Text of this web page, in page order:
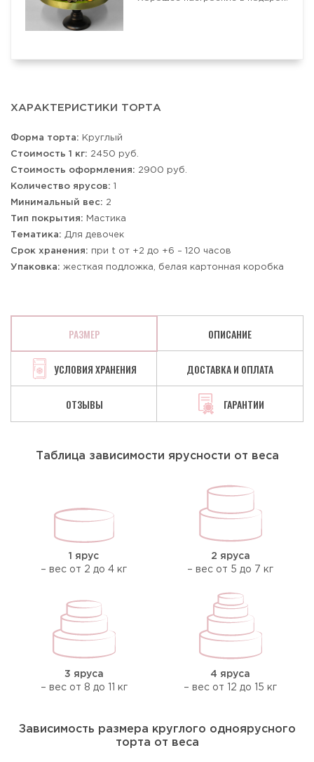
ХАРАКТЕРИСТИКИ ТОРТА
Форма торта: Круглый
Стоимость 1 кг: 2450 руб.
Стоимость оформления: 2900 руб.
Количество ярусов: 1
Минимальный вес: 2
Тип покрытия: Мастика
Тематика: Для девочек
Срок хранения: при t от +2 до +6 – 120 часов
Упаковка: жесткая подложка, белая картонная коробка
РАЗМЕР ОПИСАНИЕ
УСЛОВИЯ ХРАНЕНИЯ ДОСТАВКА И ОПЛАТА
ОТЗЫВЫ ГАРАНТИИ
Таблица зависимости ярусности от веса
1 ярус
– вес от 2 до 4 кг
2 яруса
– вес от 5 до 7 кг
3 яруса
– вес от 8 до 11 кг
4 яруса
– вес от 12 до 15 кг
Зависимость размера круглого одноярусного
торта от веса